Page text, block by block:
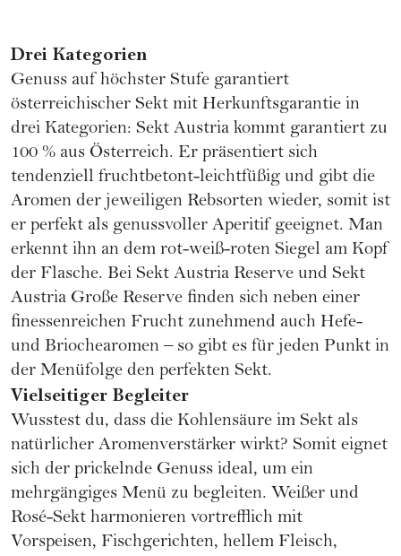
Drei Kategorien
Genuss auf höchster Stufe garantiert
österreichischer Sekt mit Herkunftsgarantie in
drei Kategorien: Sekt Austria kommt garantiert zu
100 % aus Österreich. Er präsentiert sich
tendenziell fruchtbetont-leichtfüßig und gibt die
Aromen der jeweiligen Rebsorten wieder, somit ist
er perfekt als genussvoller Aperitif geeignet. Man
erkennt ihn an dem rot-weiß-roten Siegel am Kopf
der Flasche. Bei Sekt Austria Reserve und Sekt
Austria Große Reserve finden sich neben einer
finessenreichen Frucht zunehmend auch Hefe-
und Briochearomen – so gibt es für jeden Punkt in
der Menüfolge den perfekten Sekt.
Vielseitiger Begleiter
Wusstest du, dass die Kohlensäure im Sekt als
natürlicher Aromenverstärker wirkt? Somit eignet
sich der prickelnde Genuss ideal, um ein
mehrgängiges Menü zu begleiten. Weißer und
Rosé-Sekt harmonieren vortrefflich mit
Vorspeisen, Fischgerichten, hellem Fleisch,